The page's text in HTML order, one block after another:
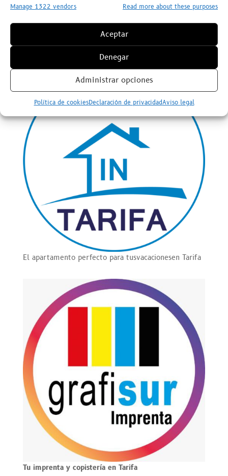
Manage 1322 vendors Read more about these purposes
Aceptar
Denegar
Administrar opciones
Política de cookiesDeclaración de privacidadAviso legal
diseño gráfico, el mundo de impresión, y la
Publicidad
El apartamento perfecto para tusvacacionesen Tarifa
Tu imprenta y copistería en Tarifa